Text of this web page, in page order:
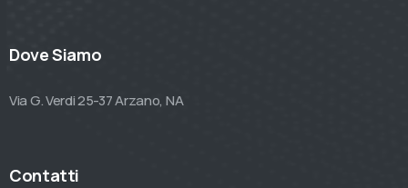
Dove Siamo
Via G. Verdi 25-37 Arzano, NA
Contatti